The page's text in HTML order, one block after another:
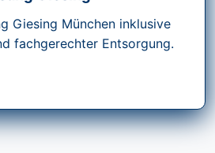
Giesing München inklusive
fachgerechter Entsorgung.